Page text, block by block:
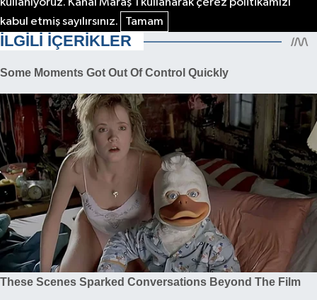
kullanıyoruz. Kanal Maraş'ı kullanarak çerez politikamızı
kabul etmiş sayılırsınız.
Tamam